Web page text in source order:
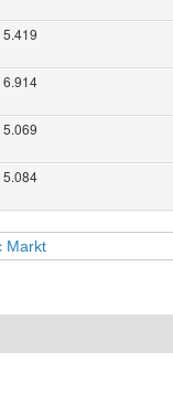
5.419
6.914
5.069
5.084